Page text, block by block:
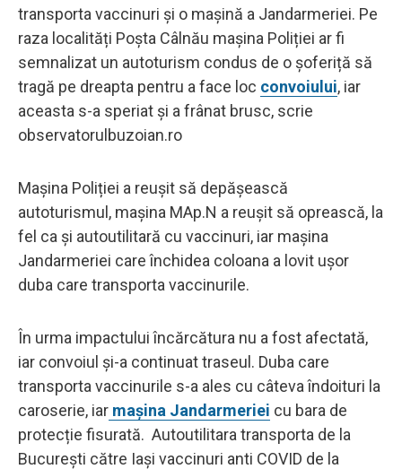
transporta vaccinuri și o mașină a Jandarmeriei. Pe
raza localități Poșta Câlnău mașina Poliției ar fi
semnalizat un autoturism condus de o șoferiță să
tragă pe dreapta pentru a face loc convoiului, iar
aceasta s-a speriat și a frânat brusc, scrie
observatorulbuzoian.ro
Mașina Poliției a reușit să depășească
autoturismul, mașina MAp.N a reușit să oprească, la
fel ca și autoutilitară cu vaccinuri, iar mașina
Jandarmeriei care închidea coloana a lovit ușor
duba care transporta vaccinurile.
În urma impactului încărcătura nu a fost afectată,
iar convoiul și-a continuat traseul. Duba care
transporta vaccinurile s-a ales cu câteva îndoituri la
caroserie, iar mașina Jandarmeriei cu bara de
protecție fisurată. Autoutilitara transporta de la
București către Iași vaccinuri anti COVID de la